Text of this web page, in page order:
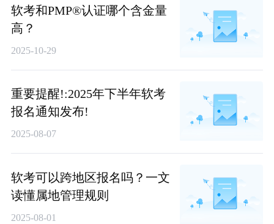
软考和PMP®认证哪个含金量
高？
2025-10-29
重要提醒!:2025年下半年软考
报名通知发布!
2025-08-07
软考可以跨地区报名吗？一文
读懂属地管理规则
2025-08-01